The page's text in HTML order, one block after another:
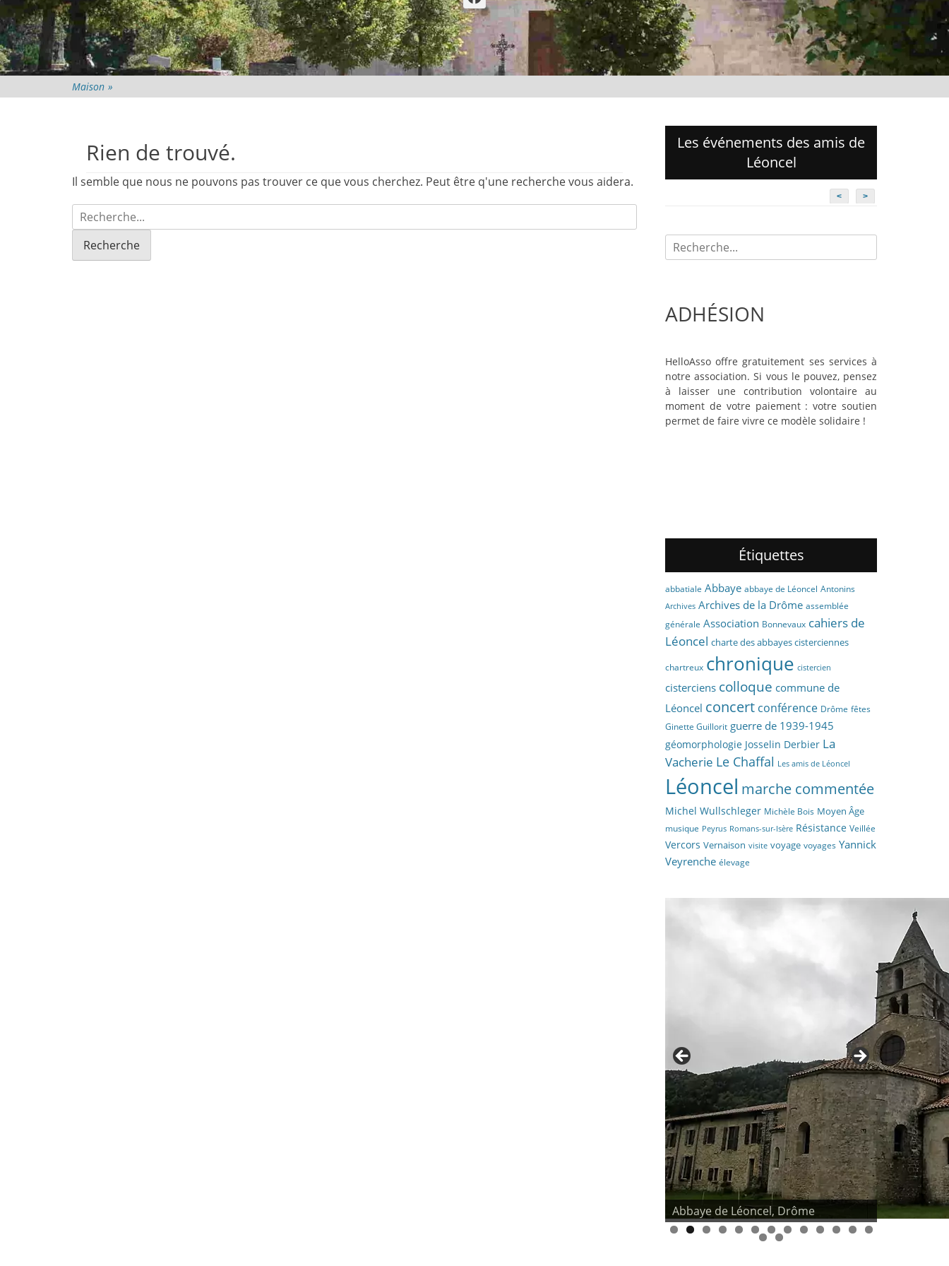
Maison »
Rien de trouvé.
Il semble que nous ne pouvons pas trouver ce que vous cherchez. Peut être q'une recherche vous aidera.
Recherche
pour:
Les événements des amis de
Léoncel
< >
Recherche
pour:
ADHÉSION
HelloAsso offre gratuitement ses services à
notre association. Si vous le pouvez, pensez
à laisser une contribution volontaire au
moment de votre paiement : votre soutien
permet de faire vivre ce modèle solidaire !
Étiquettes
abbatiale Abbaye abbaye de Léoncel Antonins
Archives Archives de la Drôme assemblée
générale Association Bonnevaux cahiers de
Léoncel charte des abbayes cisterciennes
chartreux chronique cistercien
cisterciens colloque commune de
Léoncel concert conférence Drôme fêtes
Ginette Guillorit guerre de 1939-1945
géomorphologie Josselin Derbier La
Vacherie Le Chaffal Les amis de Léoncel
Léoncel marche commentée
Michel Wullschleger Michèle Bois Moyen Âge
musique Peyrus Romans-sur-Isère Résistance Veillée
Vercors Vernaison visite voyage voyages Yannick
Veyrenche élevage
Abbaye de Léoncel, Drôme